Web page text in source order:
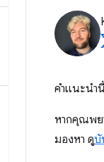
คำแนะนำ
หากคุณพย
มองหา ดูบั